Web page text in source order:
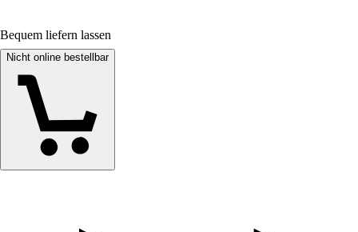
Bequem liefern lassen
Nicht online bestellbar